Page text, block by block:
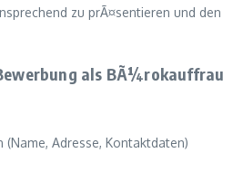
zu prÃ¤sentieren und den
als BÃ¼rokauffrau
(Name, Adresse, Kontaktdaten)